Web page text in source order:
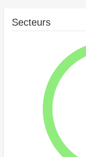
Secteurs